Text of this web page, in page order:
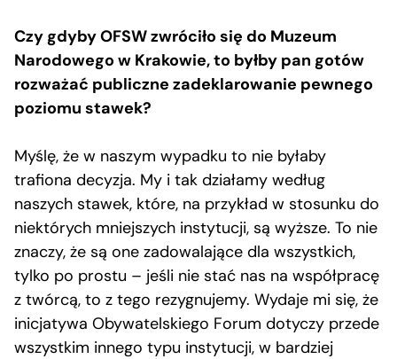
Czy gdyby OFSW zwróciło się do Muzeum
Narodowego w Krakowie, to byłby pan gotów
rozważać publiczne zadeklarowanie pewnego
poziomu stawek?
Myślę, że w naszym wypadku to nie byłaby
trafiona decyzja. My i tak działamy według
naszych stawek, które, na przykład w stosunku do
niektórych mniejszych instytucji, są wyższe. To nie
znaczy, że są one zadowalające dla wszystkich,
tylko po prostu – jeśli nie stać nas na współpracę
z twórcą, to z tego rezygnujemy. Wydaje mi się, że
inicjatywa Obywatelskiego Forum dotyczy przede
wszystkim innego typu instytucji, w bardziej